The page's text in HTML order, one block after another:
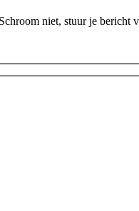
niet, stuur je